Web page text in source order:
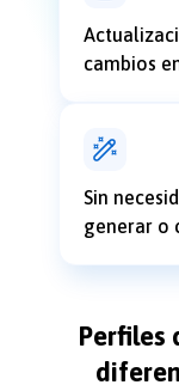
cambios
Sin
generar o
Perfiles